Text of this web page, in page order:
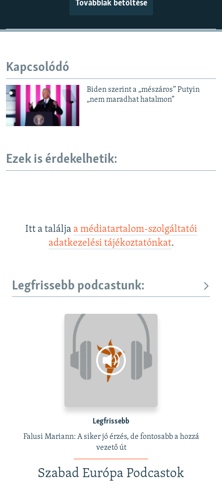
Továbbiak betöltése
Kapcsolódó
Biden szerint a „mészáros” Putyin
„nem maradhat hatalmon”
Ezek is érdekelhetik:
Itt a találja a médiatartalom-szolgáltatói
adatkezelési tájékoztatónkat.
Legfrissebb podcastunk:
Legfrissebb
Falusi Mariann: A siker jó érzés, de fontosabb a hozzá
vezető út
Szabad Európa Podcastok